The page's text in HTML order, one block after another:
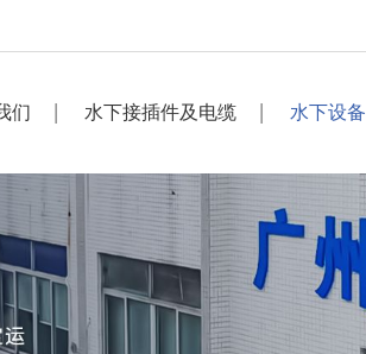
们 水下接插件及电缆 水下设备